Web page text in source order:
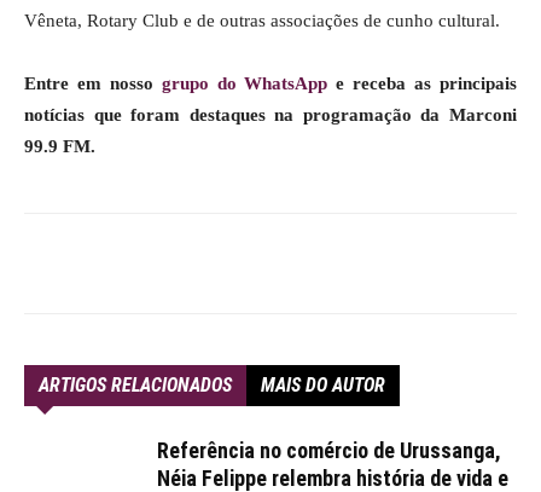
Vêneta, Rotary Club e de outras associações de cunho cultural.
Entre em nosso grupo do WhatsAppe receba as principais
notícias que foram destaques na programação da Marconi
99.9 FM.
ARTIGOS RELACIONADOS MAIS DO AUTOR
Referência no comércio de Urussanga,
Néia Felippe relembra história de vida e